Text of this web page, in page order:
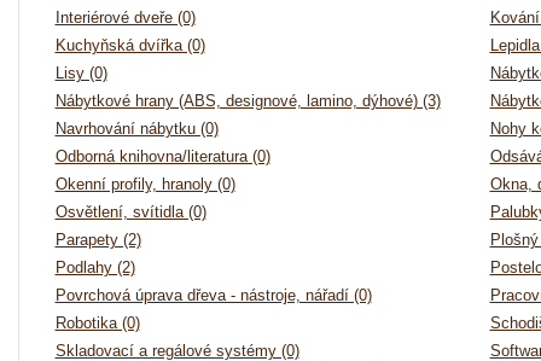
Interiérové dveře (0)
Kuchyňská dvířka (0)
Lisy (0)
Nábytkové hrany (ABS, designové, lamino, dýhové) (3)
Navrhování nábytku (0)
Nohy
Odborná knihovna/literatura (0)
Okenní profily, hranoly (0)
Okna,
Osvětlení, svítidla (0)
Parapety (2)
Podlahy (2)
Povrchová úprava dřeva - nástroje, nářadí (0)
Robotika (0)
Skladovací a regálové systémy (0)